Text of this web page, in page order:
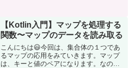
【Kotlin入門】マップを処理する
関数〜マップのデータを読み取る
こんにちは😃今回は、集合体の１つであ
るマップの応用をみていきます。マップ
は、キーと値のペアになります。なの